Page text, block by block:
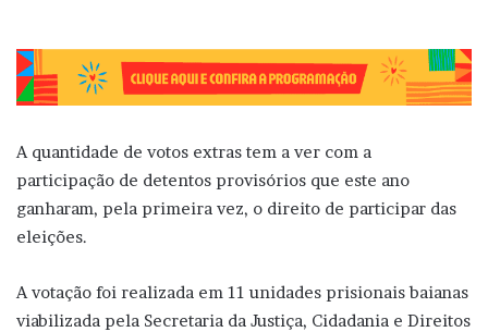
A quantidade de votos extras tem a ver com a
participação de detentos provisórios que este ano
ganharam, pela primeira vez, o direito de participar das
eleições.
A votação foi realizada em 11 unidades prisionais baianas
viabilizada pela Secretaria da Justiça, Cidadania e Direitos